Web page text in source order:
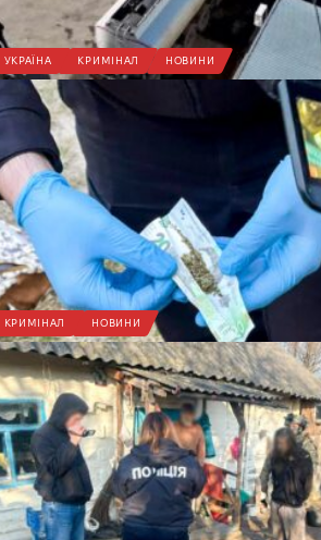
УКРАЇНА КРИМІНАЛ НОВИНИ
КРИМІНАЛ НОВИНИ